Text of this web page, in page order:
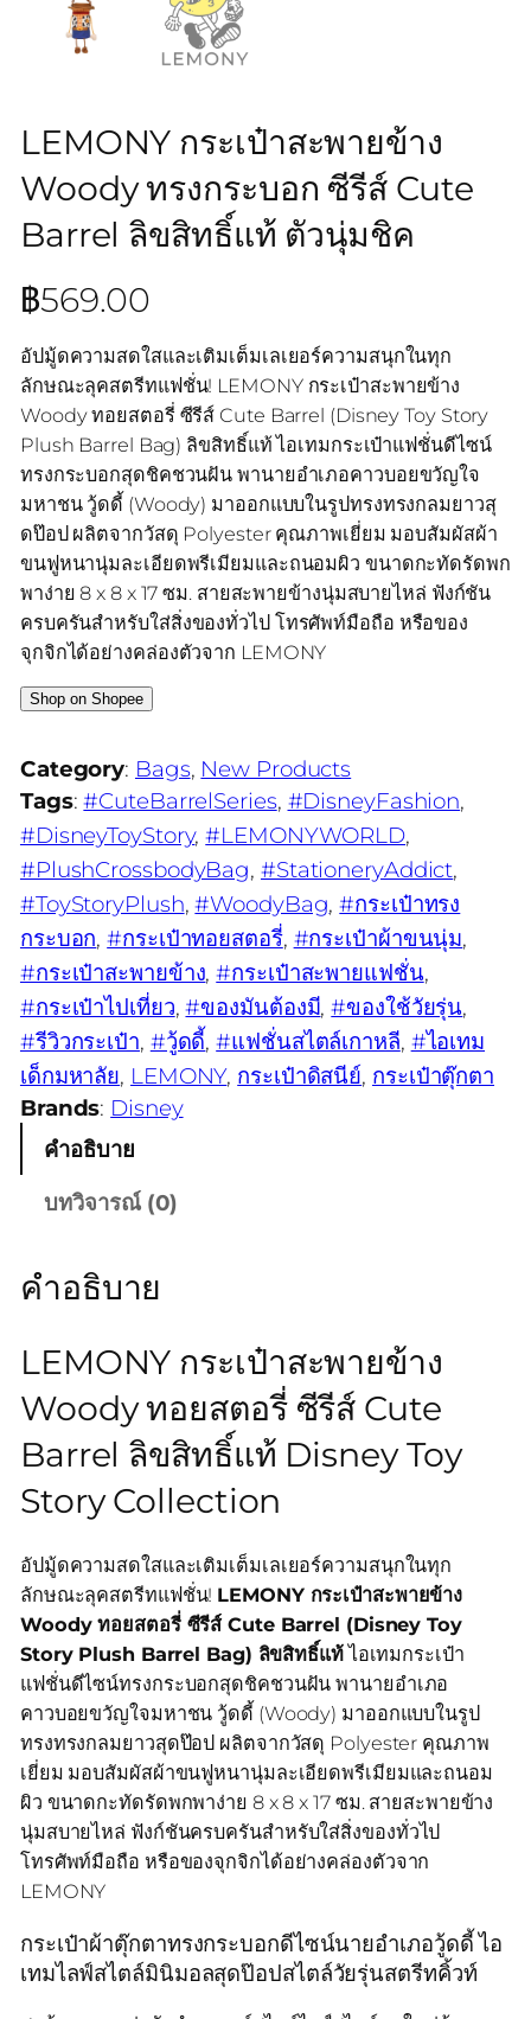
LEMONY กระเป๋าสะพายข้าง
Woody ทรงกระบอก ซีรีส์ Cute
Barrel ลิขสิทธิ์แท้ ตัวนุ่มชิค
฿569.00
อัปมู้ดความสดใสและเติมเต็มเลเยอร์ความสนุกในทุก
ลักษณะลุคสตรีทแฟชั่น! LEMONY กระเป๋าสะพายข้าง
Woody ทอยสตอรี่ ซีรีส์ Cute Barrel (Disney Toy Story
Plush Barrel Bag) ลิขสิทธิ์แท้ ไอเทมกระเป๋าแฟชั่นดีไซน์
ทรงกระบอกสุดชิคชวนฝัน พานายอำเภอคาวบอยขวัญใจ
มหาชน วู้ดดี้ (Woody) มาออกแบบในรูปทรงทรงกลมยาวสุ
ดป๊อป ผลิตจากวัสดุ Polyester คุณภาพเยี่ยม มอบสัมผัสผ้า
ขนฟูหนานุ่มละเอียดพรีเมียมและถนอมผิว ขนาดกะทัดรัดพก
พาง่าย 8 x 8 x 17 ซม. สายสะพายข้างนุ่มสบายไหล่ ฟังก์ชัน
ครบครันสำหรับใส่สิ่งของทั่วไป โทรศัพท์มือถือ หรือของ
จุกจิกได้อย่างคล่องตัวจาก LEMONY
Shop on Shopee
Category: Bags, New Products
Tags:#CuteBarrelSeries, #DisneyFashion
#DisneyToyStory, #LEMONYWORLD
#PlushCrossbodyBag, #StationeryAddict
#ToyStoryPlush, #WoodyBag, #กระเป๋าทรง
กระบอก, #กระเป๋าทอยสตอรี่, #กระเป๋าผ้าขนนุ่ม
#กระเป๋าสะพายข้าง, #กระเป๋าสะพายแฟชั่น
#กระเป๋าไปเที่ยว, #ของมันต้องมี, #ของใช้วัยรุ่น
#รีวิวกระเป๋า, #วู้ดดี้, #แฟชั่นสไตล์เกาหลี, #ไอเทม
เด็กมหาลัย, LEMONY, กระเป๋าดิสนีย์, กระเป๋าตุ๊กตา
Brands: Disney
คำอธิบาย
บทวิจารณ์ (0)
คำอธิบาย
LEMONY กระเป๋าสะพายข้าง
Woody ทอยสตอรี่ ซีรีส์ Cute
Barrel ลิขสิทธิ์แท้ Disney Toy
Story Collection
อัปมู้ดความสดใสและเติมเต็มเลเยอร์ความสนุกในทุก
ลักษณะลุคสตรีทแฟชั่น! LEMONY กระเป๋าสะพายข้าง
Woody ทอยสตอรี่ ซีรีส์ Cute Barrel (Disney Toy
Story Plush Barrel Bag) ลิขสิทธิ์แท้ไอเทมกระเป๋า
แฟชั่นดีไซน์ทรงกระบอกสุดชิคชวนฝัน พานายอำเภอ
คาวบอยขวัญใจมหาชน วู้ดดี้ (Woody) มาออกแบบในรูป
ทรงทรงกลมยาวสุดป๊อป ผลิตจากวัสดุ Polyester คุณภาพ
เยี่ยม มอบสัมผัสผ้าขนฟูหนานุ่มละเอียดพรีเมียมและถนอม
ผิว ขนาดกะทัดรัดพกพาง่าย 8 x 8 x 17 ซม. สายสะพายข้าง
นุ่มสบายไหล่ ฟังก์ชันครบครันสำหรับใส่สิ่งของทั่วไป
โทรศัพท์มือถือ หรือของจุกจิกได้อย่างคล่องตัวจาก
LEMONY
กระเป๋าผ้าตุ๊กตาทรงกระบอกดีไซน์นายอำเภอวู้ดดี้ ไอ
เทมไลฟ์สไตล์มินิมอลสุดป๊อปสไตล์วัยรุ่นสตรีทคิ้วท์